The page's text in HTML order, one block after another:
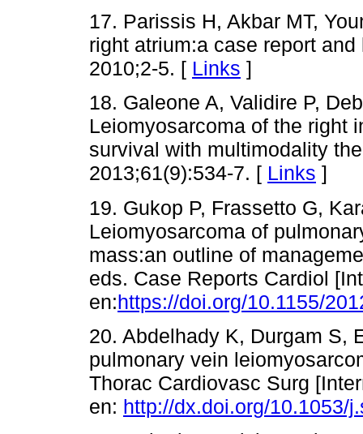
17. Parissis H, Akbar MT,
right atrium:a case report
2010;2-5. [ Links ]
18. Galeone A, Validire P,
Leiomyosarcoma of the right
survival with multimodality
2013;61(9):534-7. [ Links ]
19. Gukop P, Frassetto G,
Leiomyosarcoma of
mass:an outline of
eds. Case Reports Cardiol
en:https://doi.org/10.1155/
20. Abdelhady K, Durgam S,
pulmonary vein
Thorac Cardiovasc Surg
en: http://dx.doi.org/10.1053/